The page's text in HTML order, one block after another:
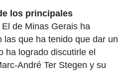
los principales
El de Minas Gerais ha
las que ha tenido que dar un
ha logrado discutirle el
André Ter Stegen y su